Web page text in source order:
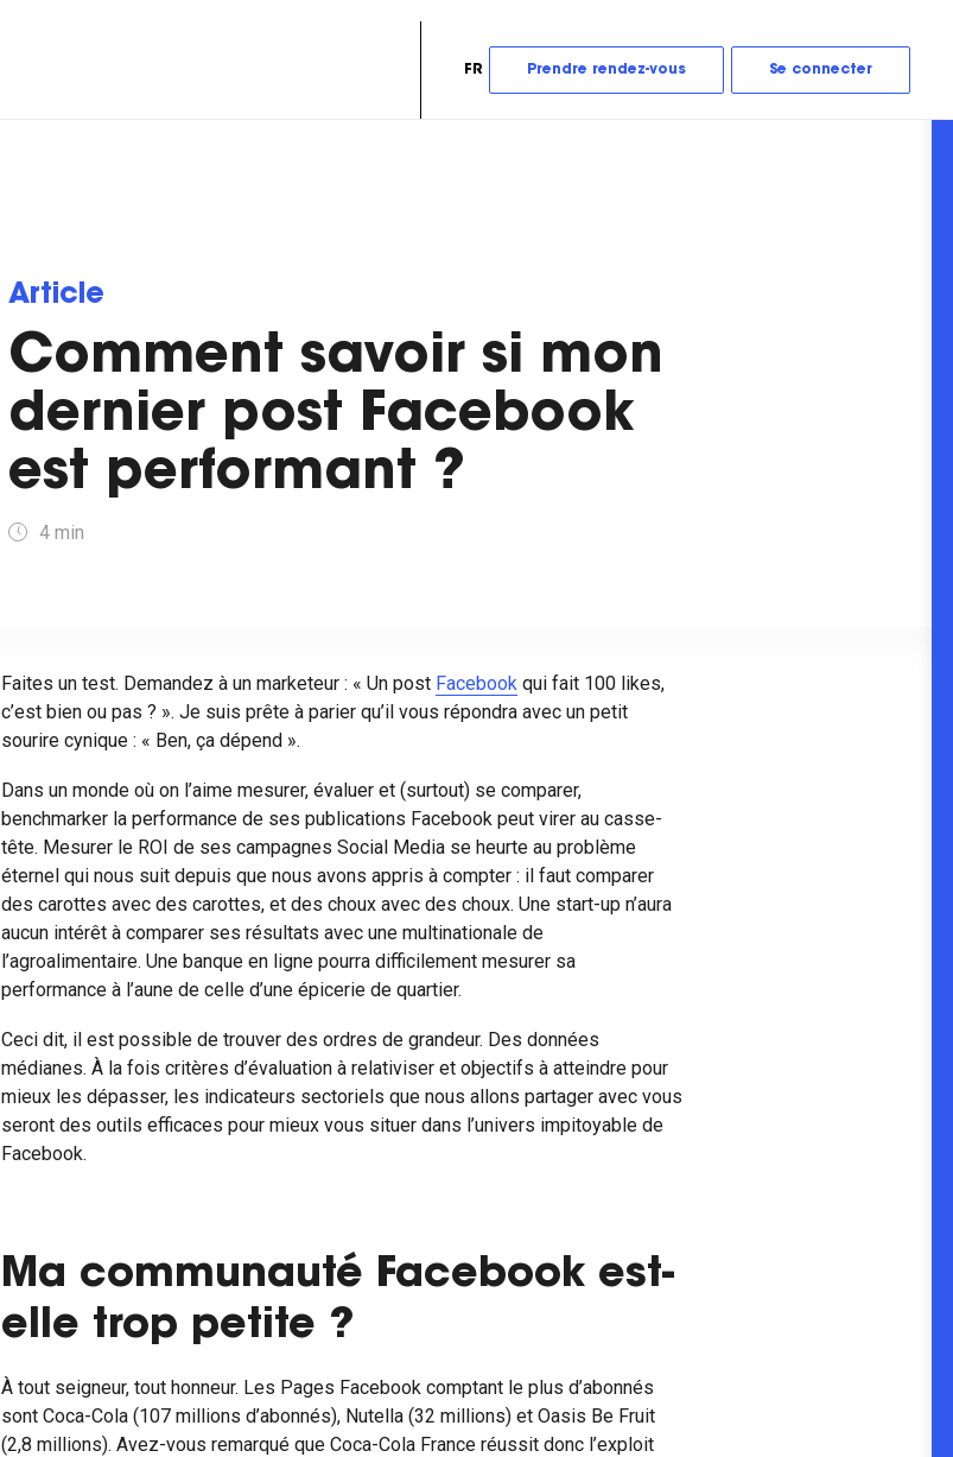
LoveLetter
Notre newsletter qui vous informe
FR Prendre rendez-vous Se connecter
Article
Comment savoir si mon
dernier post Facebook
est performant ?
4 min
Faites un test. Demandez à un marketeur : « Un post Facebook qui fait 100 likes,
c’est bien ou pas ? ». Je suis prête à parier qu’il vous répondra avec un petit
sourire cynique : « Ben, ça dépend ».
Dans un monde où on l’aime mesurer, évaluer et (surtout) se comparer,
benchmarker la performance de ses publications Facebook peut virer au casse-
tête. Mesurer le ROI de ses campagnes Social Media se heurte au problème
éternel qui nous suit depuis que nous avons appris à compter : il faut comparer
des carottes avec des carottes, et des choux avec des choux. Une start-up n’aura
aucun intérêt à comparer ses résultats avec une multinationale de
l’agroalimentaire. Une banque en ligne pourra difficilement mesurer sa
performance à l’aune de celle d’une épicerie de quartier.
Ceci dit, il est possible de trouver des ordres de grandeur. Des données
médianes. À la fois critères d’évaluation à relativiser et objectifs à atteindre pour
mieux les dépasser, les indicateurs sectoriels que nous allons partager avec vous
seront des outils efficaces pour mieux vous situer dans l’univers impitoyable de
Facebook.
Ma communauté Facebook est-
elle trop petite ?
À tout seigneur, tout honneur. Les Pages Facebook comptant le plus d’abonnés
sont Coca-Cola (107 millions d’abonnés), Nutella (32 millions) et Oasis Be Fruit
(2,8 millions). Avez-vous remarqué que Coca-Cola France réussit donc l’exploit